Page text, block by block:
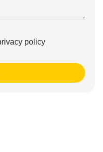
policy